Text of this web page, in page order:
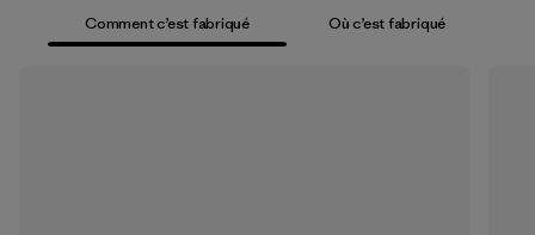
Comment c’est fabriqué Où c’est fabriqué